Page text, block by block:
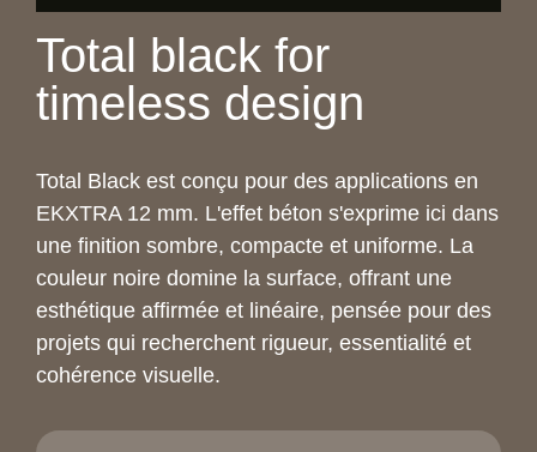
Total black for
timeless design
Total Black est conçu pour des applications en
EKXTRA 12 mm. L'effet béton s'exprime ici dans
une finition sombre, compacte et uniforme. La
couleur noire domine la surface, offrant une
esthétique affirmée et linéaire, pensée pour des
projets qui recherchent rigueur, essentialité et
cohérence visuelle.